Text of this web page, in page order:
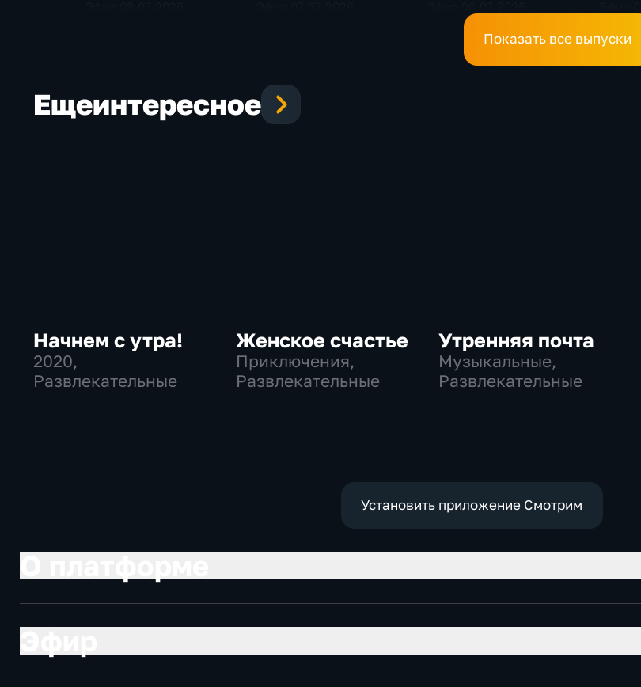
Показать все выпуски
Ещеинтересное
Начнем с утра!
2020,
Развлекательные
Женское счастье
Приключения,
Развлекательные
Утренняя почта
Музыкальные,
Развлекательные
Установить приложение Смотрим